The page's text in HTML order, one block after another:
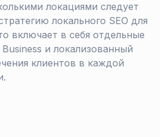
локациями следует
локального SEO для
включает в себя отдельные
и локализованный
клиентов в каждой